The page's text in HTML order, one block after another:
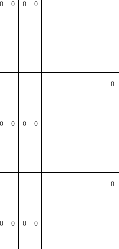
0 0 0 0
0 0 0 0
0
0 0 0 0
0